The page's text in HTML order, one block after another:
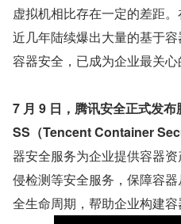
虚拟机相比存在一定的差距
近几年陆续爆出大量的基于
容器安全，已成为企业最关心
7 月 9 日，腾讯安全正式发
SS（Tencent Container
器安全服务为企业提供容器
侵检测等安全服务，保障容
全生命周期，帮助企业构建容